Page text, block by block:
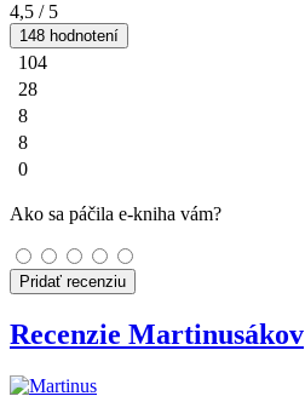
4,5 / 5
148 hodnotení
104
28
8
8
0
Ako sa páčila e-kniha vám?
Pridať recenziu
Recenzie Martinusákov